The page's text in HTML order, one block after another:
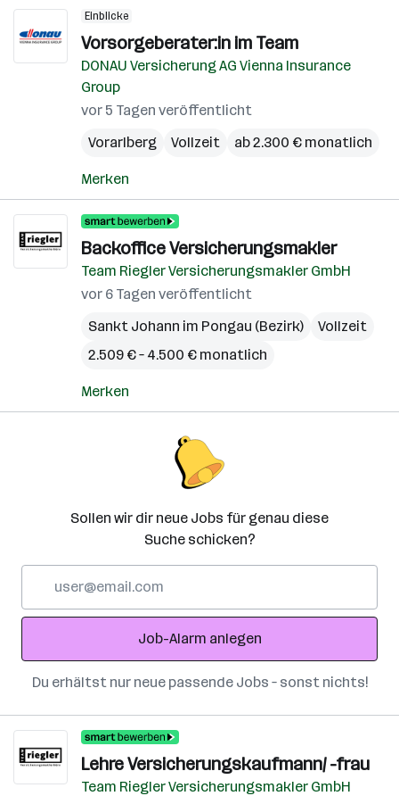
Einblicke
Vorsorgeberater:in im Team
DONAU Versicherung AG Vienna Insurance
Group
vor 5 Tagen veröffentlicht
Vorarlberg
Vollzeit ab 2.300 € monatlich
Merken
Backoffice Versicherungsmakler
Team Riegler Versicherungsmakler GmbH
vor 6 Tagen veröffentlicht
Sankt Johann im Pongau (Bezirk)
Vollzeit
2.509 € – 4.500 € monatlich
Merken
Sollen wir dir neue Jobs für genau diese
Suche schicken?
Adresse
Job-Alarm anlegen
Du erhältst nur neue passende Jobs – sonst nichts!
Lehre Versicherungskaufmann/ -frau
Team Riegler Versicherungsmakler GmbH